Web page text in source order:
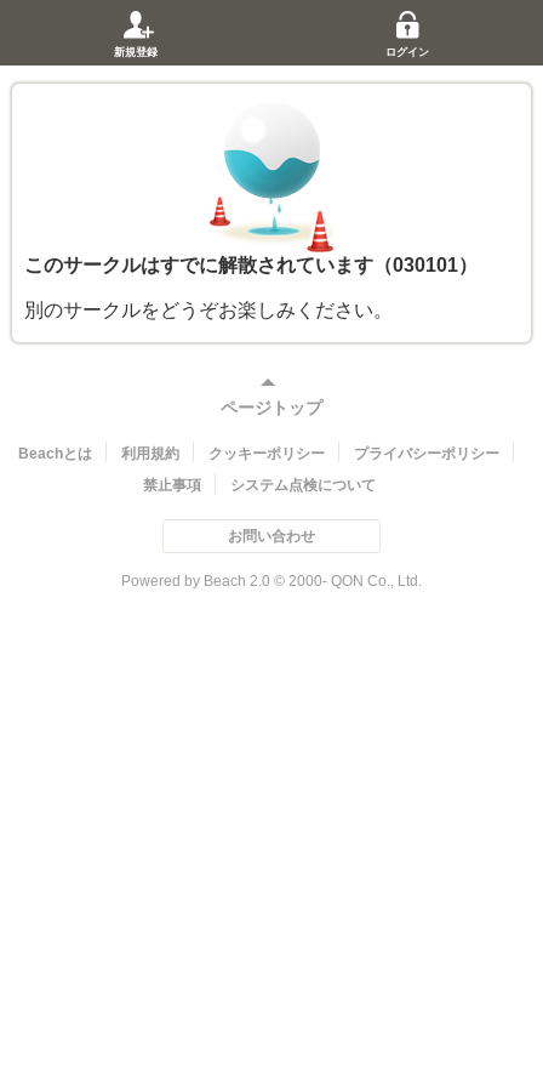
新規登録 ログイン
このサークルはすでに解散されています（030101）
別のサークルをどうぞお楽しみください。
ページトップ
Beachとは 利用規約 クッキーポリシー
プライバシーポリシー
禁止事項
システム点検について
お問い合わせ
Powered by Beach 2.0 © 2000- QON Co., Ltd.